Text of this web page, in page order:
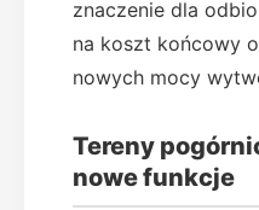
znaczenie dla
na koszt końcowy
nowych mocy
Tereny
nowe funkcje